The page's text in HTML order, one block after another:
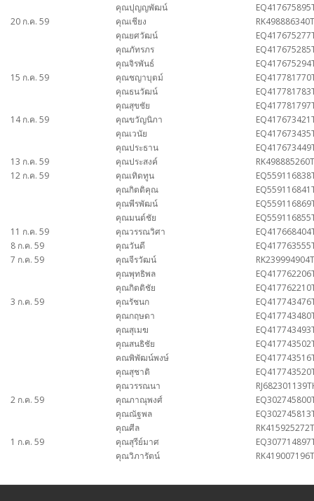
คุณปุญญพัฒน์
20 ก.ค. 59
คุณเชียง
คุณยศวัฒน์
คุณภัทรภร
คุณจิรพันธ์
15 ก.ค. 59
คุณชญาบุตม์
คุณธนวัฒน์
คุณสุขชัย
14 ก.ค. 59
คุณขวัญนิภา
คุณเวนัย
คุณประธาน
13 ก.ค. 59
คุณประสงค์
12 ก.ค. 59
คุณเทิดทูน
คุณกิตติคุณ
คุณพีรพัฒน์
คุณมนต์ชัย
11 ก.ค. 59
คุณวรรณวิศา
8 ก.ค. 59
คุณวันดี
7 ก.ค. 59
คุณจีรวัฒน์
คุณพุทธิพล
คุณกิตติชัย
3 ก.ค. 59
คุณรัชนก
คุณกฤษดา
คุณสุเมฆ
คุณสนธิชัย
คณพิพัฒน์พงษ์
คุณสุชาติ
คุณวรรณนา
2 ก.ค. 59
คุณภาณุพงศ์
คุณณัฐพล
คุณศีล
1 ก.ค. 59
คุณสุรีย์มาศ
คุณวิภารัตน์